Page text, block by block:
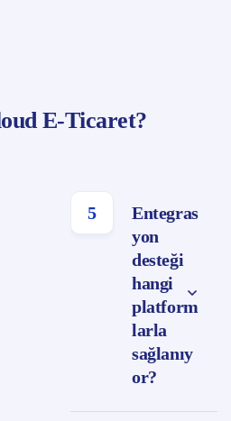
E-Ticaret?
5
Entegras
yon
desteği
hangi
platform
larla
sağlanıy
or?